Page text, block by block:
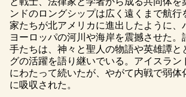
ンドのロングシップは広く遠くまで航行
家たちが北アメリカに進出したように、
ヨーロッパの河川や海岸を震撼させた。
手たちは、神々と聖人の物語や英雄譚と
グの活躍を語り継いでいる。アイスラン
にわたって続いたが、やがて内戦で弱体
に吸収された。